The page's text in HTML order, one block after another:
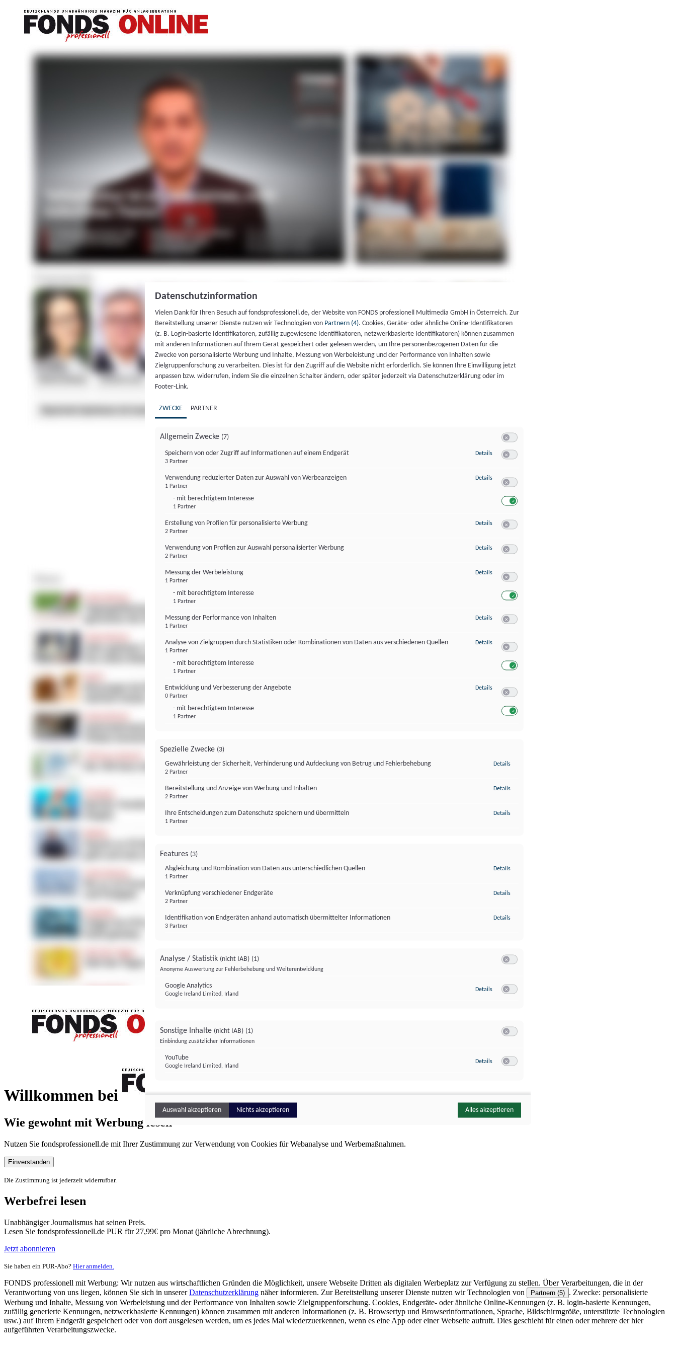
Willkommen bei
FONDS professionell
Wie gewohnt mit Werbung lesen
Nutzen Sie fondsprofessionell.de mit Ihrer Zustimmung zur Verwendung von Cookies für Webanalyse und Werbemaßnahmen.
Einverstanden
Die Zustimmung ist jederzeit widerrufbar.
Werbefrei lesen
Unabhängiger Journalismus hat seinen Preis.
Lesen Sie fondsprofessionell.de PUR für 27,99€ pro Monat (jährliche Abrechnung).
Jetzt abonnieren
Sie haben ein PUR-Abo? Hier anmelden.
FONDS professionell mit Werbung: Wir nutzen aus wirtschaftlichen Gründen die Möglichkeit, unsere Webseite Dritten als digitalen Werbeplatz zur Verfügung zu stellen. Über Verarbeitungen, die in der
Verantwortung von uns liegen, können Sie sich in unsererDatenschutzerklärung näher informieren. Zur Bereitstellung unserer Dienste nutzen wir Technologien von Partnern (5) . Zwecke: personalisierte
Werbung und Inhalte, Messung von Werbeleistung und der Performance von Inhalten sowie Zielgruppenforschung. Cookies, Endgeräte- oder ähnliche Online-Kennungen (z. B. login-basierte Kennungen,
zufällig generierte Kennungen, netzwerkbasierte Kennungen) können zusammen mit anderen Informationen (z. B. Browsertyp und Browserinformationen, Sprache, Bildschirmgröße, unterstützte Technologien
usw.) auf Ihrem Endgerät gespeichert oder von dort ausgelesen werden, um es jedes Mal wiederzuerkennen, wenn es eine App oder einer Webseite aufruft. Dies geschieht für einen oder mehrere der hier
aufgeführten Verarbeitungszwecke.
Datenschutzinformation
Vielen Dank für Ihren Besuch auf fondsprofessionell.de, der Website von FONDS professionell Multimedia GmbH in Österreich. Zur
Bereitstellung unserer Dienste nutzen wir Technologien von Partnern (4). Cookies, Geräte- oder ähnliche Online-Identifikatoren
(z. B. Login-basierte Identifikatoren, zufällig zugewiesene Identifikatoren, netzwerkbasierte Identifikatoren) können zusammen
mit anderen Informationen auf Ihrem Gerät gespeichert oder gelesen werden, um Ihre personenbezogenen Daten für die
Zwecke von personalisierte Werbung und Inhalte, Messung von Werbeleistung und der Performance von Inhalten sowie
Zielgruppenforschung zu verarbeiten. Dies ist für den Zugriff auf die Website nicht erforderlich. Sie können Ihre Einwilligung jetzt
anpassen bzw. widerrufen, indem Sie die einzelnen Schalter ändern, oder später jederzeit via Datenschutzerklärung oder im
Footer-Link.
ZWECKE PARTNER
Allgemein Zwecke (7)
Speichern von oder Zugriff auf Informationen auf einem Endgerät
3 Partner
Details zu Speichern von oder Zugriff auf Informationen auf einem Endgerät
Verwendung reduzierter Daten zur Auswahl von Werbeanzeigen
1 Partner
- mit berechtigtem Interesse
1 Partner
Details zu Verwendung reduzierter Daten zur Auswahl von Werbeanzeigen
Erstellung von Profilen für personalisierte Werbung
2 Partner
Details zu Erstellung von Profilen für personalisierte Werbung
Verwendung von Profilen zur Auswahl personalisierter Werbung
2 Partner
Details zu Verwendung von Profilen zur Auswahl personalisierter Werbung
Messung der Werbeleistung
1 Partner
- mit berechtigtem Interesse
1 Partner
Details zu Messung der Werbeleistung
Messung der Performance von Inhalten
1 Partner
Details zu Messung der Performance von Inhalten
Analyse von Zielgruppen durch Statistiken oder Kombinationen von Daten aus verschiedenen Quellen
1 Partner
- mit berechtigtem Interesse
1 Partner
Details zu Analyse von Zielgruppen durch Statistiken oder Kombinationen von
Entwicklung und Verbesserung der Angebote
0 Partner
- mit berechtigtem Interesse
1 Partner
Details zu Entwicklung und Verbesserung der Angebote
Spezielle Zwecke (3)
Gewährleistung der Sicherheit, Verhinderung und Aufdeckung von Betrug und Fehlerbehebung
2 Partner
Details
Bereitstellung und Anzeige von Werbung und Inhalten
2 Partner
Details
Ihre Entscheidungen zum Datenschutz speichern und übermitteln
1 Partner
Details
Features (3)
Abgleichung und Kombination von Daten aus unterschiedlichen Quellen
1 Partner
Details
Verknüpfung verschiedener Endgeräte
2 Partner
Details
Identifikation von Endgeräten anhand automatisch übermittelter Informationen
3 Partner
Details
Analyse / Statistik (nicht IAB) (1)
Anonyme Auswertung zur Fehlerbehebung und Weiterentwicklung
Google Analytics
Google Ireland Limited, Irland
Details zu Google Analytics
Sonstige Inhalte (nicht IAB) (1)
Einbindung zusätzlicher Informationen
YouTube
Google Ireland Limited, Irland
Details zu YouTube
Auswahl akzeptieren Nichts akzeptieren Alles akzeptieren